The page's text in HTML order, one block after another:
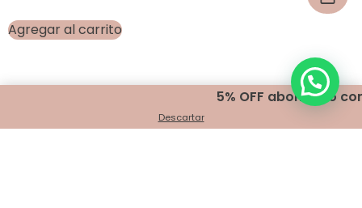
5% OFF abonando
Descartar
Agregar al carrito